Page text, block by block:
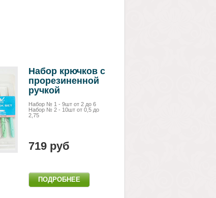
Набор крючков с
прорезиненной
ручкой
Набор № 1 - 9шт от 2 до 6
Набор № 2 - 10шт от 0,5 до
2,75
719 руб